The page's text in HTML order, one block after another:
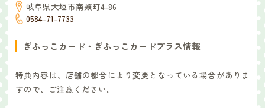
岐阜県大垣市南頬町4-86
0584-71-7733
ぎふっこカード・ぎふっこカードプラス情報
特典内容は、店舗の都合により変更となっている場合がありま
すので、ご注意ください。